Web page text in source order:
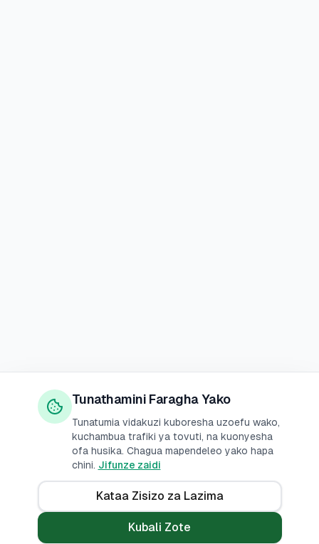
Tunathamini Faragha Yako
Tunatumia vidakuzi kuboresha uzoefu wako,
kuchambua trafiki ya tovuti, na kuonyesha
ofa husika. Chagua mapendeleo yako hapa
chini. Jifunze zaidi
Kataa Zisizo za Lazima
Kubali Zote